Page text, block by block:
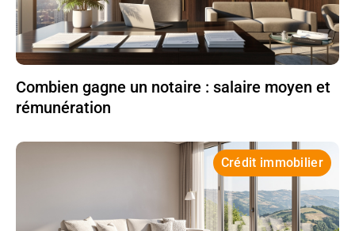
Combien gagne un notaire : salaire moyen et
rémunération
Crédit immobilier